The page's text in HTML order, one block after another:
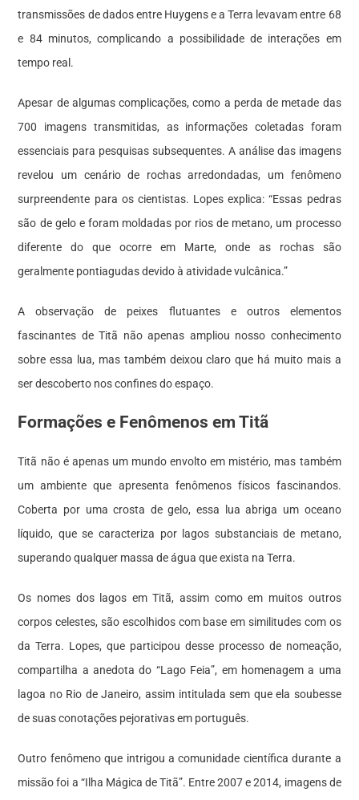
transmissões de dados entre Huygens e a Terra levavam entre 68
e 84 minutos, complicando a possibilidade de interações em
tempo real.
Apesar de algumas complicações, como a perda de metade das
700 imagens transmitidas, as informações coletadas foram
essenciais para pesquisas subsequentes. A análise das imagens
revelou um cenário de rochas arredondadas, um fenômeno
surpreendente para os cientistas. Lopes explica: “Essas pedras
são de gelo e foram moldadas por rios de metano, um processo
diferente do que ocorre em Marte, onde as rochas são
geralmente pontiagudas devido à atividade vulcânica.”
A observação de peixes flutuantes e outros elementos
fascinantes de Titã não apenas ampliou nosso conhecimento
sobre essa lua, mas também deixou claro que há muito mais a
ser descoberto nos confines do espaço.
Formações e Fenômenos em Titã
Titã não é apenas um mundo envolto em mistério, mas também
um ambiente que apresenta fenômenos físicos fascinandos.
Coberta por uma crosta de gelo, essa lua abriga um oceano
líquido, que se caracteriza por lagos substanciais de metano,
superando qualquer massa de água que exista na Terra.
Os nomes dos lagos em Titã, assim como em muitos outros
corpos celestes, são escolhidos com base em similitudes com os
da Terra. Lopes, que participou desse processo de nomeação,
compartilha a anedota do “Lago Feia”, em homenagem a uma
lagoa no Rio de Janeiro, assim intitulada sem que ela soubesse
de suas conotações pejorativas em português.
Outro fenômeno que intrigou a comunidade científica durante a
missão foi a “Ilha Mágica de Titã”. Entre 2007 e 2014, imagens de